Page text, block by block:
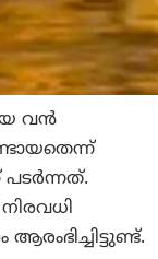
വൻ
പടർന്നത്.